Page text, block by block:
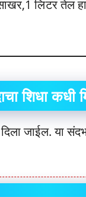
लिटर तेल
शिधा कधी
जाईल. या